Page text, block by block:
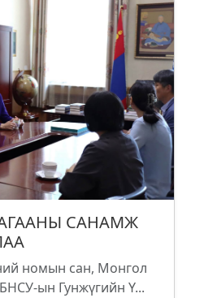
САНАМЖ
номын сан, Монгол
ын Гунжүгийн Ү...